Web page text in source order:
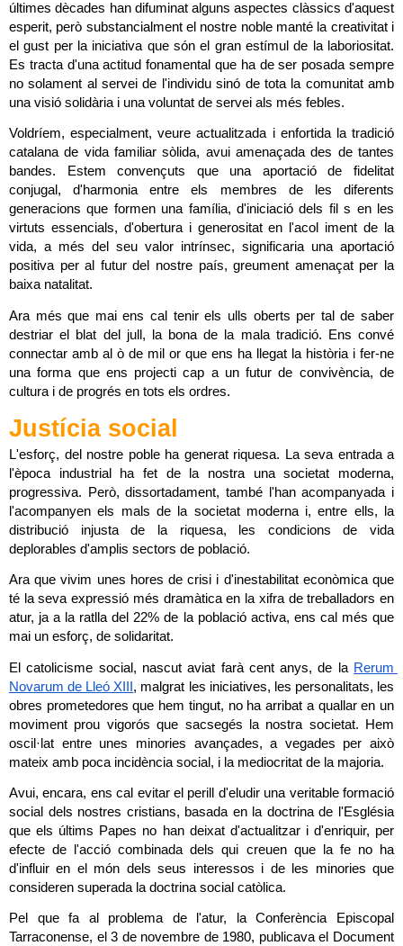
últimes dècades han difuminat alguns aspectes clàssics d'aquest
esperit, però substancialment el nostre noble manté la creativitat i
el gust per la iniciativa que són el gran estímul de la laboriositat.
Es tracta d'una actitud fonamental que ha de ser posada sempre
no solament al servei de l'individu sinó de tota la comunitat amb
una visió solidària i una voluntat de servei als més febles.
Voldríem, especialment, veure actualitzada i enfortida la tradició
catalana de vida familiar sòlida, avui amenaçada des de tantes
bandes. Estem convençuts que una aportació de fidelitat
conjugal, d'harmonia entre els membres de les diferents
generacions que formen una família, d'iniciació dels fil s en les
virtuts essencials, d'obertura i generositat en l'acol iment de la
vida, a més del seu valor intrínsec, significaria una aportació
positiva per al futur del nostre país, greument amenaçat per la
baixa natalitat.
Ara més que mai ens cal tenir els ulls oberts per tal de saber
destriar el blat del jull, la bona de la mala tradició. Ens convé
connectar amb al ò de mil or que ens ha llegat la història i fer-ne
una forma que ens projecti cap a un futur de convivència, de
cultura i de progrés en tots els ordres.
Justícia social
L'esforç, del nostre poble ha generat riquesa. La seva entrada a
l'època industrial ha fet de la nostra una societat moderna,
progressiva. Però, dissortadament, també l'han acompanyada i
l'acompanyen els mals de la societat moderna i, entre ells, la
distribució injusta de la riquesa, les condicions de vida
deplorables d'amplis sectors de població.
Ara que vivim unes hores de crisi i d'inestabilitat econòmica que
té la seva expressió més dramàtica en la xifra de treballadors en
atur, ja a la ratlla del 22% de la població activa, ens cal més que
mai un esforç, de solidaritat.
El catolicisme social, nascut aviat farà cent anys, de la Rerum
Novarum de Lleó XIII , malgrat les iniciatives, les personalitats, les
obres prometedores que hem tingut, no ha arribat a quallar en un
moviment prou vigorós que sacsegés la nostra societat. Hem
oscil·lat entre unes minories avançades, a vegades per això
mateix amb poca incidència social, i la mediocritat de la majoria.
Avui, encara, ens cal evitar el perill d'eludir una veritable formació
social dels nostres cristians, basada en la doctrina de l'Església
que els últims Papes no han deixat d'actualitzar i d'enriquir, per
efecte de l'acció combinada dels qui creuen que la fe no ha
d'influir en el món dels seus interessos i de les minories que
consideren superada la doctrina social catòlica.
Pel que fa al problema de l'atur, la Conferència Episcopal
Tarraconense, el 3 de novembre de 1980, publicava el Document